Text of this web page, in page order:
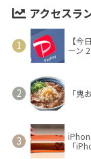
アクセスラ
【
ーン
「
「